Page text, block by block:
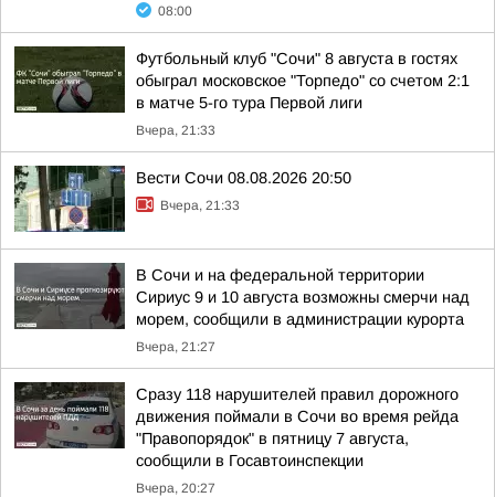
08:00
Футбольный клуб "Сочи" 8 августа в гостях
обыграл московское "Торпедо" со счетом 2:1
в матче 5-го тура Первой лиги
Вчера, 21:33
Вести Сочи 08.08.2026 20:50
Вчера, 21:33
В Сочи и на федеральной территории
Сириус 9 и 10 августа возможны смерчи над
морем, сообщили в администрации курорта
Вчера, 21:27
Сразу 118 нарушителей правил дорожного
движения поймали в Сочи во время рейда
"Правопорядок" в пятницу 7 августа,
сообщили в Госавтоинспекции
Вчера, 20:27